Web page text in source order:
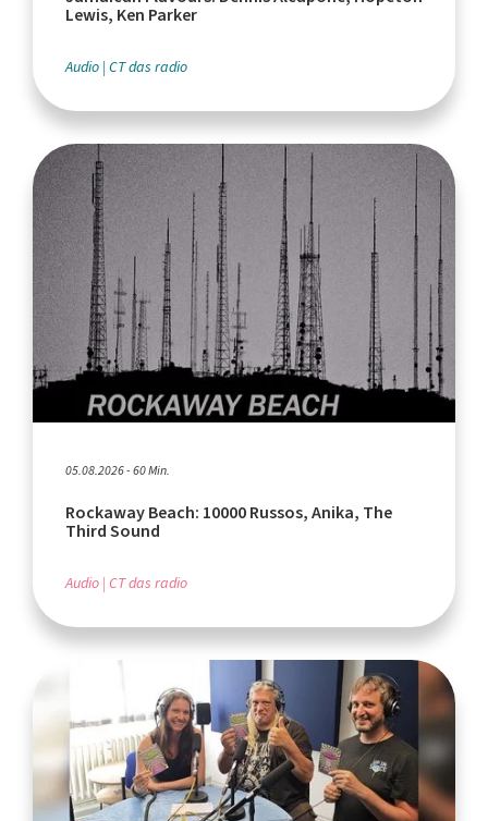
Lewis, Ken Parker
Audio CT das radio
05.08.2026 - 60 Min.
Rockaway Beach: 10000 Russos, Anika, The
Third Sound
Audio CT das radio